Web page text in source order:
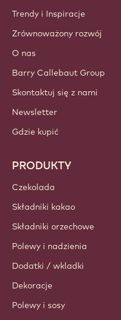
Trendy i Inspiracje
Zrównoważony rozwój
O nas
Barry Callebaut Group
Skontaktuj się z nami
Newsletter
Gdzie kupić
PRODUKTY
Czekolada
Składniki kakao
Składniki orzechowe
Polewy i nadzienia
Dodatki / wkladki
Dekoracje
Polewy i sosy